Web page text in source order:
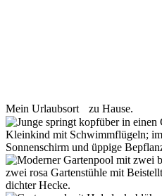
Mein Urlaubsort zu Hause.